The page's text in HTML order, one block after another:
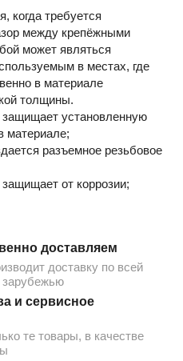
когда требуется
между крепёжными
может являться
в местах, где
в материале
толщины.
защищает установленную
материале;
разъемное резьбовое
от коррозии;
доставляем
доставку по всей
зарубежью
и сервисное
те товары, в качестве